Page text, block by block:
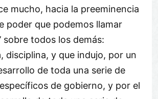
mucho, hacia la preeminencia
poder que podemos llamar
sobre todos los demás:
disciplina, y que indujo, por un
de toda una serie de
de gobierno, y por el